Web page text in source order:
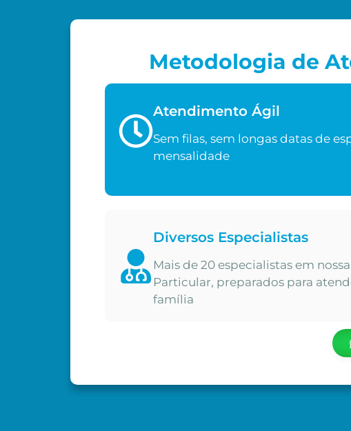
Metodologia de
Atendimento Ágil
Sem filas, sem longas datas de
mensalidade
Diversos Especialistas
Mais de 20 especialistas em
Particular, preparados para
família